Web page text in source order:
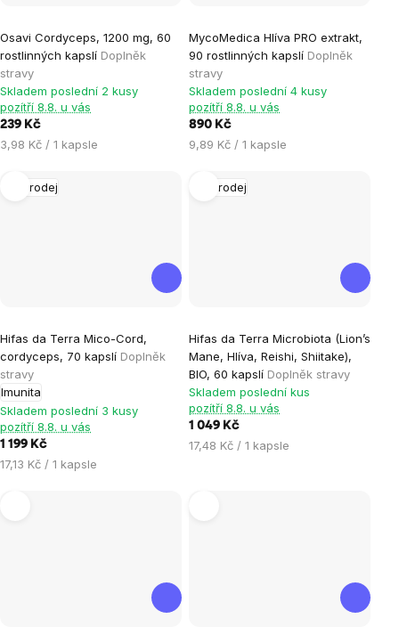
Osavi Cordyceps, 1200 mg, 60
rostlinných kapslí Doplněk
stravy
Skladem poslední 2 kusy
pozítří 8.8. u vás
239 Kč
Měrná
3,98 Kč / 1 kapsle
MycoMedica Hlíva PRO extrakt,
90 rostlinných kapslí Doplněk
stravy
Skladem poslední 4 kusy
pozítří 8.8. u vás
890 Kč
Měrná
9,89 Kč / 1 kapsle
Výprodej
Hifas da Terra Mico-Cord,
cordyceps, 70 kapslí Doplněk
stravy
Imunita
Skladem poslední 3 kusy
pozítří 8.8. u vás
1 199 Kč
Měrná
17,13 Kč / 1 kapsle
Výprodej
Hifas da Terra Microbiota (Lion’s
Mane, Hlíva, Reishi, Shiitake),
BIO, 60 kapslí Doplněk stravy
Skladem poslední kus
pozítří 8.8. u vás
1 049 Kč
Měrná
17,48 Kč / 1 kapsle